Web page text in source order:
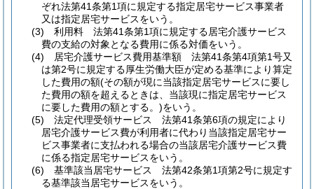
ぞれ法第41条第1項に規定する指定居宅サービス事業者
又は指定居宅サービスをいう。
(3)
利用料 法第41条第1項に規定する居宅介護サービス
費の支給の対象となる費用に係る対価をいう。
(4)
居宅介護サービス費用基準額 法第41条第4項第1号又
は第2号に規定する厚生労働大臣が定める基準により算定
した費用の額(その額が現に当該指定居宅サービスに要し
た費用の額を超えるときは、当該現に指定居宅サービス
に要した費用の額とする。)をいう。
(5)
法定代理受領サービス 法第41条第6項の規定により
居宅介護サービス費が利用者に代わり当該指定居宅サー
ビス事業者に支払われる場合の当該居宅介護サービス費
に係る指定居宅サービスをいう。
(6)
基準該当居宅サービス 法第42条第1項第2号に規定す
る基準該当居宅サービスをいう。